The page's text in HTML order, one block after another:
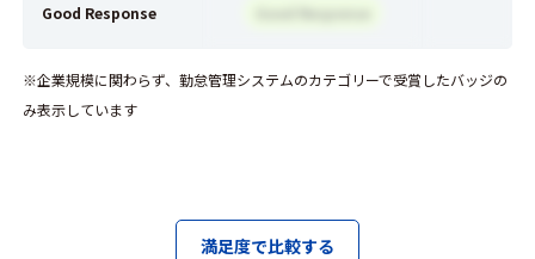
Good Response
※企業規模に関わらず、勤怠管理システムのカテゴリーで受賞したバッジの
み表示しています
満足度で比較する